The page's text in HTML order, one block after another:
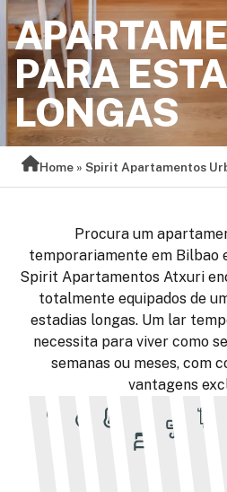
PARA
LONGAS
Home »Spirit Apartamentos
Procura um
temporariamente em Bilbao
Spirit Apartamentos Atxuri
totalmente equipados de
estadias longas. Um lar
necessita para viver como
semanas ou meses, com
vantagens
LuzÁgua
Roupa
de
Ar